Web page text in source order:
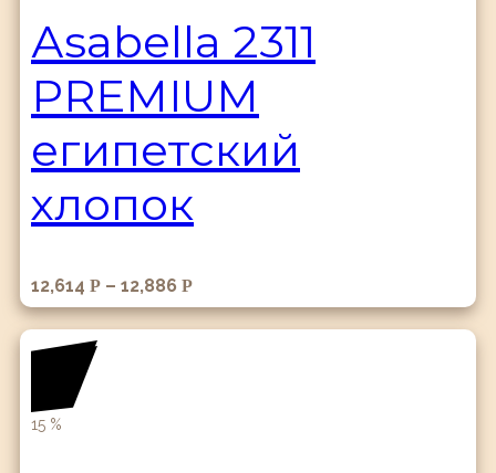
Аsabella 2311
PREMIUM
египетский
хлопок
12,614 Р – 12,886 Р
15 %